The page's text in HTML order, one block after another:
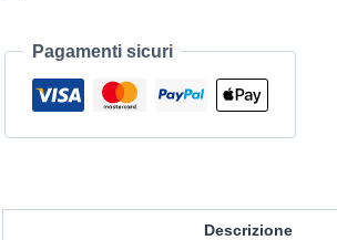
Pagamenti sicuri
Descrizione